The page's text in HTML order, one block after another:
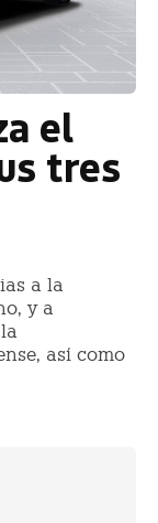
el
tres
a la
y a
así como